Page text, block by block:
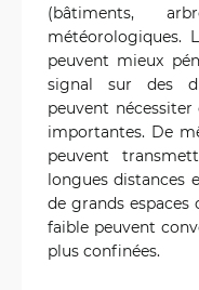
(bâtiments,
météorologiques.
peuvent mieux
signal sur des
peuvent
importantes. De
peuvent
longues distances
de grands espaces
faible peuvent
plus confinées.